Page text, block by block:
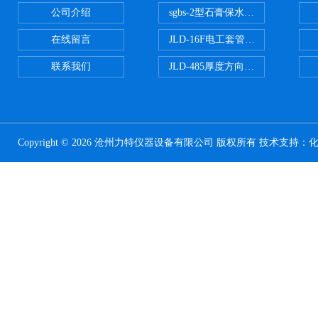
公司介绍
在线留言
联系我们
sgbs-2型石膏保水率测定仪粉刷
JLD-16F电工套管恒温水浴管材
JLD-485厚度方向性钢板拉伸试验
Copyright © 2026 沧州力特仪器设备有限公司 版权所有 技术支持：